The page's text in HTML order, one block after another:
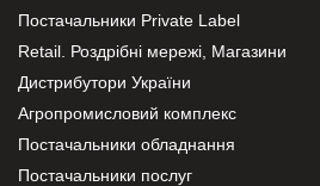
Постачальники Private Label
Retail. Роздрібні мережі, Магазини
Дистрибутори України
Агропромисловий комплекс
Постачальники обладнання
Постачальники послуг